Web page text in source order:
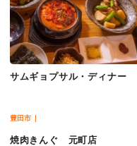
サムギョプサル・ディナー
豊田市
焼肉きんぐ 元町店